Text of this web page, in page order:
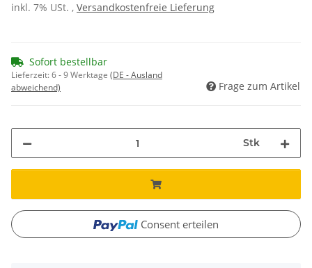
inkl. 7% USt. , Versandkostenfreie Lieferung
Sofort bestellbar
Lieferzeit:6 - 9 Werktage (DE - Ausland
abweichend)
Frage zum Artikel
Stk
Consent erteilen